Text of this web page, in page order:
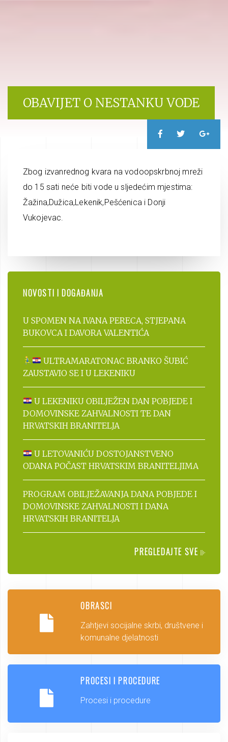
OBAVIJET O NESTANKU VODE
Zbog izvanrednog kvara na vodoopskrbnoj mreži
do 15 sati neće biti vode u sljedećim mjestima:
Žažina,Dužica,Lekenik,Pešćenica i Donji
Vukojevac.
NOVOSTI I DOGAĐANJA
U SPOMEN NA IVANA PERECA, STJEPANA
BUKOVCA I DAVORA VALENTIĆA
ULTRAMARATONAC BRANKO ŠUBIĆ
ZAUSTAVIO SE I U LEKENIKU
U LEKENIKU OBILJEŽEN DAN POBJEDE I
DOMOVINSKE ZAHVALNOSTI TE DAN
HRVATSKIH BRANITELJA
U LETOVANIĆU DOSTOJANSTVENO
ODANA POČAST HRVATSKIM BRANITELJIMA
PROGRAM OBILJEŽAVANJA DANA POBJEDE I
DOMOVINSKE ZAHVALNOSTI I DANA
HRVATSKIH BRANITELJA
PREGLEDAJTE SVE
OBRASCI
Zahtjevi socijalne skrbi, društvene i
komunalne djelatnosti
PROCESI I PROCEDURE
Procesi i procedure